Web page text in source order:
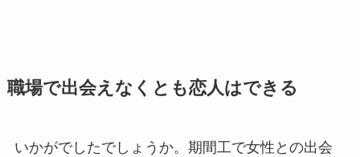
職場で出会えなくとも恋人はできる
いかがでしたでしょうか。期間工で女性との出会